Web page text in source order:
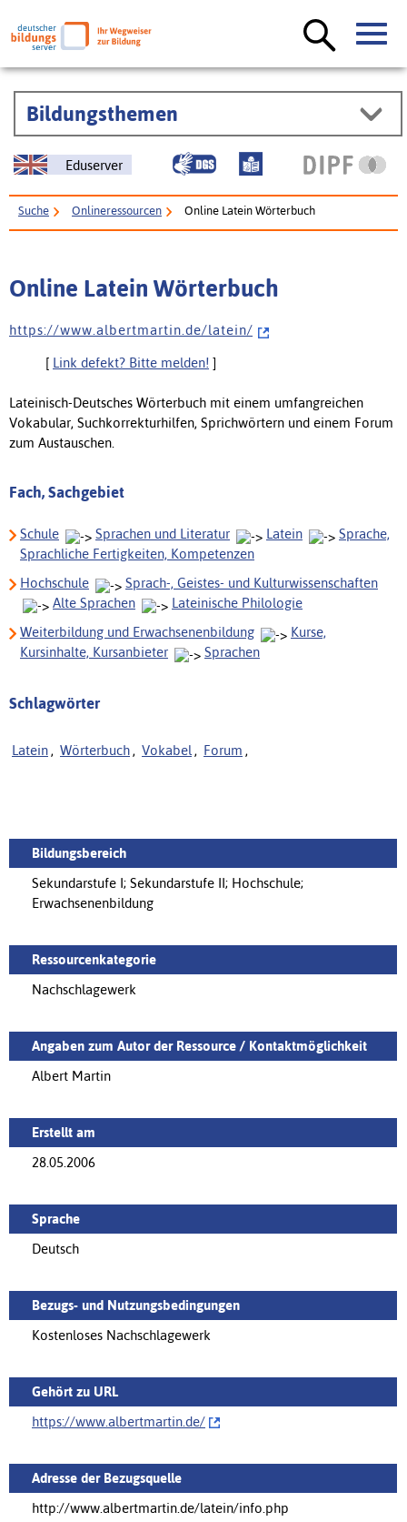
Bildungsthemen
Eduserver
Suche Onlineressourcen Online Latein Wörterbuch
Online Latein Wörterbuch
h t t p s : / / w w w . a l b e r t m a r t i n . d e / l a t e i n /
[ Link defekt? Bitte melden! ]
Lateinisch-Deutsches Wörterbuch mit einem umfangreichen
Vokabular, Suchkorrekturhilfen, Sprichwörtern und einem Forum
zum Austauschen.
Fach, Sachgebiet
Schule Sprachen und Literatur Latein
Sprache,
Sprachliche Fertigkeiten, Kompetenzen
Hochschule
Sprach-, Geistes- und Kulturwissenschaften
Alte Sprachen
Lateinische Philologie
Weiterbildung und Erwachsenenbildung
Kurse,
Kursinhalte, Kursanbieter
Sprachen
Schlagwörter
Latein , Wörterbuch , Vokabel , Forum ,
Bildungsbereich
Sekundarstufe I; Sekundarstufe II; Hochschule;
Erwachsenenbildung
Ressourcenkategorie
Nachschlagewerk
Angaben zum Autor der Ressource / Kontaktmöglichkeit
Albert Martin
Erstellt am
28.05.2006
Sprache
Deutsch
Bezugs- und Nutzungsbedingungen
Kostenloses Nachschlagewerk
Gehört zu URL
https://www.albertmartin.de/‌
Adresse der Bezugsquelle
http://www.albertmartin.de/latein/info.php